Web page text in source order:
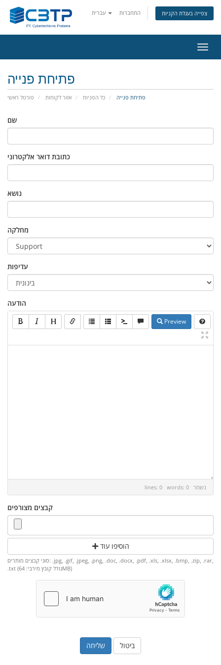
התחברות צפייה בעגלת הקניות
ניווט
פתיחת פנייה
פורטל ראשי אזור לקוחות כל הפניות פתיחת פנייה
שם
כתובת דואר אלקטרוני
נושא
מחלקה
עדיפות
הודעה
Preview
lines: 0 words: 0 נשמר
קבצים מצורפים
הוסיפו עוד
סוגי קבצים מותרים: .jpg, .gif, .jpeg, .png, .doc, .docx, .pdf, .xls, .xlsx, .bmp, .zip, .rar,
.txt (גודל קובץ מירבי: 64MB)
ביטול